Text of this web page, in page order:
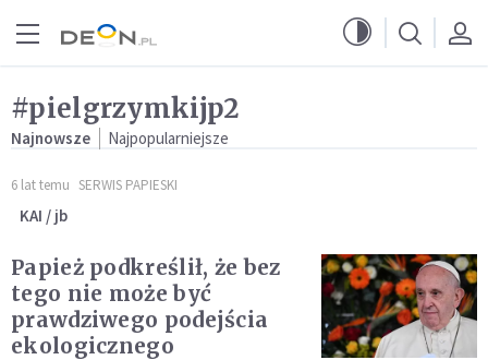
#pielgrzymkijp2
Najnowsze Najpopularniejsze
6 lat temu SERWIS PAPIESKI
KAI / jb
Papież podkreślił, że bez
tego nie może być
prawdziwego podejścia
ekologicznego